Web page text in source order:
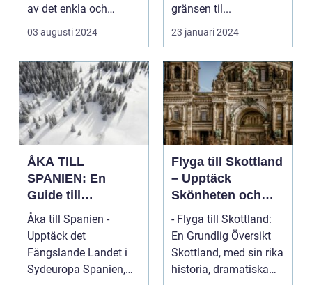
av det enkla och
naturn&aum...
03 augusti 2024
gränsen til...
23 januari 2024
ÅKA TILL
SPANIEN: En
Guide till
Spännande
Resmål och
Resetyper
Åka till Spanien -
Upptäck det
Fängslande Landet i
Sydeuropa Spanien,
Flyga till Skottland
– Upptäck
Skönheten och
Charmen i Detta
Fascinerande
Land
- Flyga till Skottland:
En Grundlig Översikt
Skottland, med sin rika
historia, dramatiska